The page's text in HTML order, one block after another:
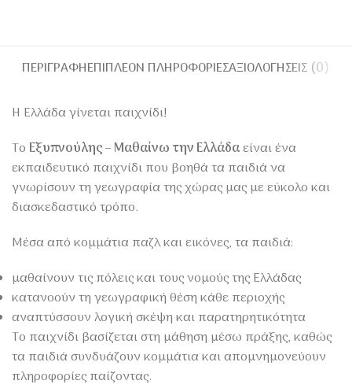
ΠΕΡΙΓΡΑΦΉΕΠΙΠΛΈΟΝ ΠΛΗΡΟΦΟΡΊΕΣΑΞΙΟΛΟΓΉΣΕΙΣ (0)
Η Ελλάδα γίνεται παιχνίδι!
Το Εξυπνούλης – Μαθαίνω την Ελλάδαείναι ένα
εκπαιδευτικό παιχνίδι που βοηθά τα παιδιά να
γνωρίσουν τη γεωγραφία της χώρας μας με εύκολο και
διασκεδαστικό τρόπο.
Μέσα από κομμάτια παζλ και εικόνες, τα παιδιά:
μαθαίνουν τις πόλεις και τους νομούς της Ελλάδας
κατανοούν τη γεωγραφική θέση κάθε περιοχής
αναπτύσσουν λογική σκέψη και παρατηρητικότητα
Το παιχνίδι βασίζεται στη μάθηση μέσω πράξης, καθώς
τα παιδιά συνδυάζουν κομμάτια και απομνημονεύουν
πληροφορίες παίζοντας.